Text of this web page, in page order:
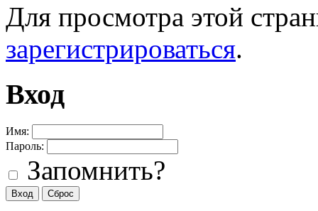
Для просмотра этой
зарегистрироваться.
Вход
Имя:
Пароль:
Запомнить?